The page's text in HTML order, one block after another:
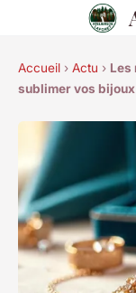
Accueil › Actu › Les
sublimer vos bijoux